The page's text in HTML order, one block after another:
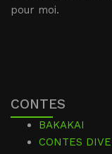
pour moi.
CONTES
BAKAKAI
CONTES